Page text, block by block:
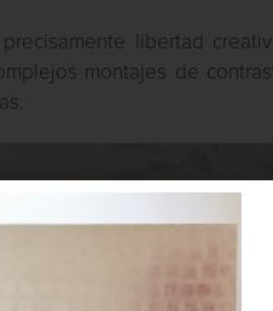
libertad
montajes de